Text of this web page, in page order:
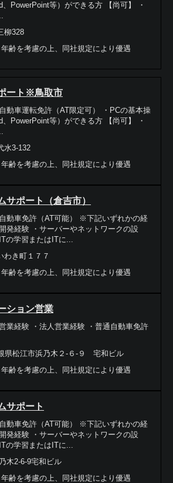
PowerPoint等）ができる方 【尚可】 ・
柳328
齢を考慮の上、同社規定により優遇
ート※鳥取市
動車運転免許（AT限定可） ・PCの基本操
PowerPoint等）ができる方 【尚可】 ・
水3-132
齢を考慮の上、同社規定により優遇
サポート（倉吉市）
自動車免許（AT可能） ※下記いずれかの経
発経験 ・サーバーやネットワークの設
の学習またはITに...
わき町１７７
齢を考慮の上、同社規定により優遇
ション営業
業経験 ・法人営業経験 ・普通自動車免許
県松江市浜乃木２-６-９ 宅和ビル
齢を考慮の上、同社規定により優遇
サポート
自動車免許（AT可能） ※下記いずれかの経
発経験 ・サーバーやネットワークの設
の学習またはITに...
木2-6-9宅和ビル
齢を考慮の上、同社規定により優遇